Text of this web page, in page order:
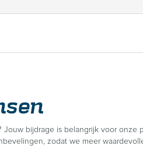
bijdrage is belangrijk voor onze
zodat we meer